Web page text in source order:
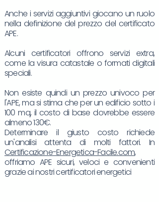
Anche i servizi aggiuntivi giocano un ruolo
nella definizione del prezzo del certificato
APE.
Alcuni certificatori offrono servizi extra,
come la visura catastale o formati digitali
speciali.
Non esiste quindi un prezzo univoco per
l'APE, ma si stima che per un edificio sotto i
100 mq, il costo di base dovrebbe essere
almeno 130€.
Determinare il giusto costo richiede
un'analisi attenta di molti fattori. In
Certificazione-Energetica-Facile.com,
offriamo APE sicuri, veloci e convenienti
grazie ai nostri certificatori energetici